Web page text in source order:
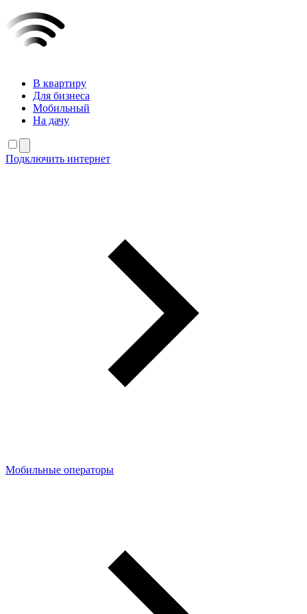
В квартиру
Для бизнеса
Мобильный
На дачу
Подключить интернет
Мобильные операторы